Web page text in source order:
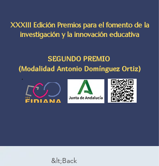
XXXIII Edición Premios para el fomento de la
investigación y la innovación educativa
SEGUNDO PREMIO
(Modalidad Antonio Domínguez Ortiz)
&lt;Back